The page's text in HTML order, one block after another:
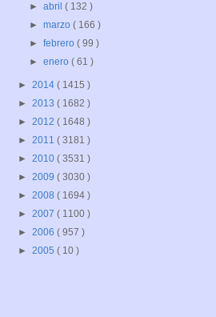
►abril( 132 )
►marzo( 166 )
►febrero( 99 )
►enero( 61 )
► 2014 ( 1415 )
► 2013 ( 1682 )
► 2012 ( 1648 )
► 2011 ( 3181 )
► 2010 ( 3531 )
► 2009 ( 3030 )
► 2008 ( 1694 )
► 2007 ( 1100 )
► 2006 ( 957 )
► 2005 ( 10 )